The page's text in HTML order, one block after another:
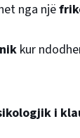
nga një
kur
i